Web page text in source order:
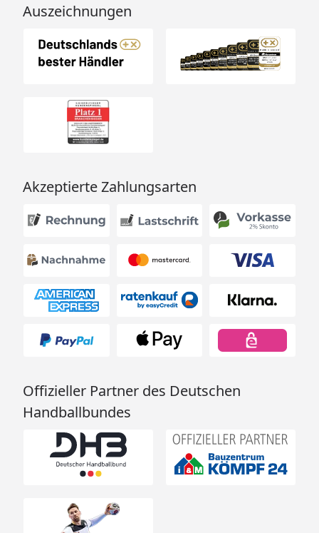
Auszeichnungen
Akzeptierte Zahlungsarten
Offizieller Partner des Deutschen
Handballbundes